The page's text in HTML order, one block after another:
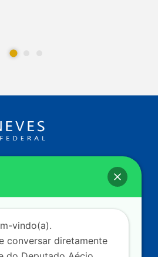
Ed. Principal, Ala C – Gabinete
vindo(a).
conversar diretamente